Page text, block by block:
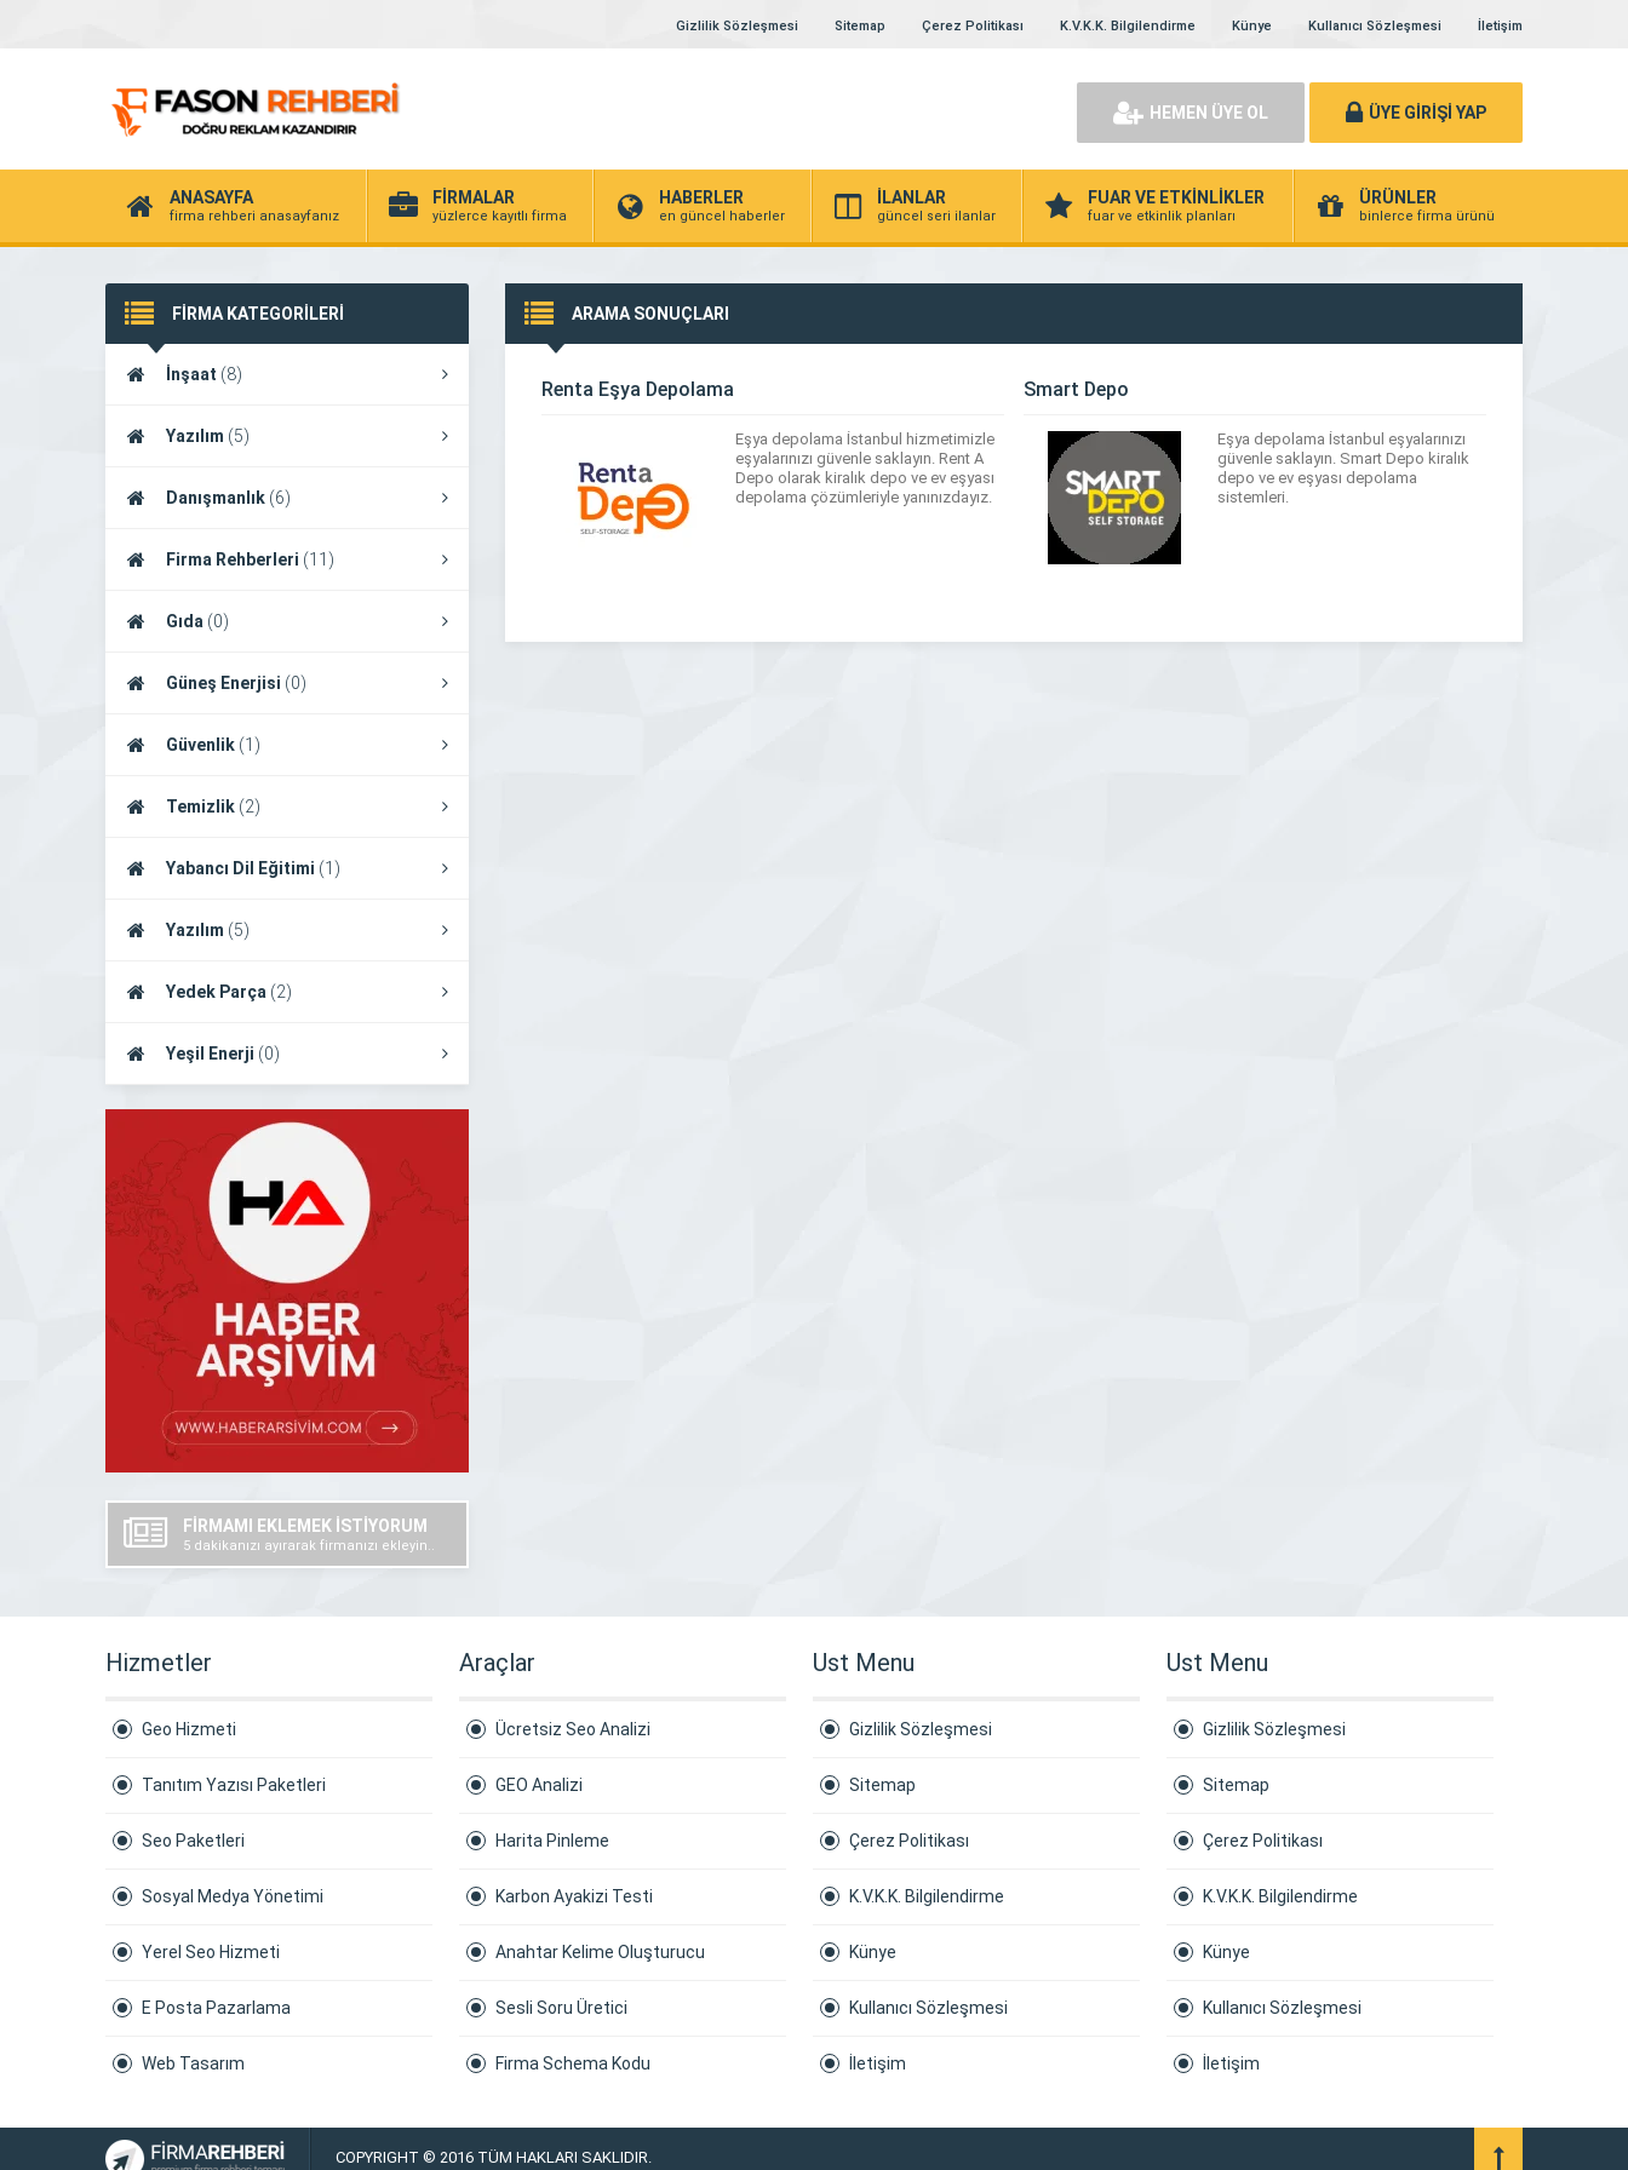
Gizlilik Sözleşmesi Sitemap Çerez Politikası K.V.K.K. Bilgilendirme Künye Kullanıcı Sözleşmesi İletişim
HEMEN ÜYE OL ÜYE GİRİŞİ YAP
ANASAYFA
firma rehberi anasayfanız
FİRMALAR
yüzlerce kayıtlı firma
HABERLER
en güncel haberler
İLANLAR
güncel seri ilanlar
FUAR VE ETKİNLİKLER
fuar ve etkinlik planları
ÜRÜNLER
binlerce firma ürünü
FİRMA KATEGORİLERİ
İnşaat (8)
Yazılım (5)
Danışmanlık (6)
Firma Rehberleri (11)
Gıda (0)
Güneş Enerjisi (0)
Güvenlik (1)
Temizlik (2)
Yabancı Dil Eğitimi (1)
Yazılım (5)
Yedek Parça (2)
Yeşil Enerji (0)
FİRMAMI EKLEMEK İSTİYORUM
5 dakikanızı ayırarak firmanızı ekleyin..
ARAMA SONUÇLARI
Renta Eşya Depolama
Eşya depolama İstanbul hizmetimizle
eşyalarınızı güvenle saklayın. Rent A
Depo olarak kiralık depo ve ev eşyası
depolama çözümleriyle yanınızdayız.
Smart Depo
Eşya depolama İstanbul eşyalarınızı
güvenle saklayın. Smart Depo kiralık
depo ve ev eşyası depolama
sistemleri.
Hizmetler
Geo Hizmeti
Tanıtım Yazısı Paketleri
Seo Paketleri
Sosyal Medya Yönetimi
Yerel Seo Hizmeti
E Posta Pazarlama
Web Tasarım
Araçlar
Ücretsiz Seo Analizi
GEO Analizi
Harita Pinleme
Karbon Ayakizi Testi
Anahtar Kelime Oluşturucu
Sesli Soru Üretici
Firma Schema Kodu
Ust Menu
Gizlilik Sözleşmesi
Sitemap
Çerez Politikası
K.V.K.K. Bilgilendirme
Künye
Kullanıcı Sözleşmesi
İletişim
Ust Menu
Gizlilik Sözleşmesi
Sitemap
Çerez Politikası
K.V.K.K. Bilgilendirme
Künye
Kullanıcı Sözleşmesi
İletişim
COPYRIGHT © 2016 TÜM HAKLARI SAKLIDIR.